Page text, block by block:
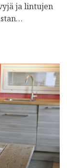
ja lintujen